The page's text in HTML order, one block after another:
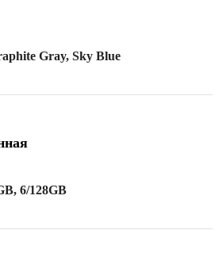
Gray, Sky Blue
6/128GB